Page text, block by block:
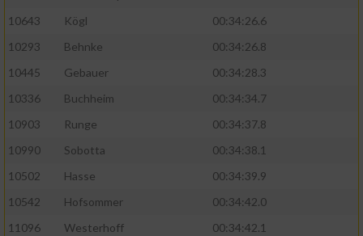
10643
Kögl
00:34:26.6
10293
Behnke
00:34:26.8
10445
Gebauer
00:34:28.3
10336
Buchheim
00:34:34.7
10903
Runge
00:34:37.8
10990
Sobotta
00:34:38.1
10502
Hasse
00:34:39.9
10542
Hofsommer
00:34:42.0
11096
Westerhoff 00:34:42.1